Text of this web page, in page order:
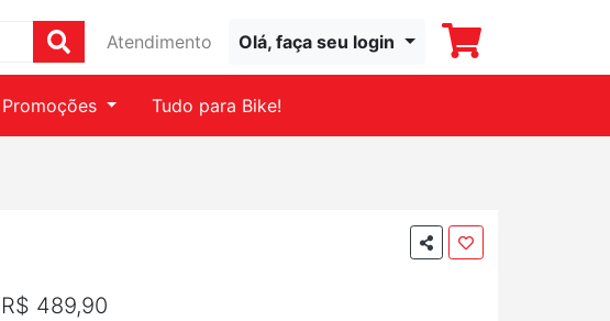
Atendimento Olá, faça seu login
Promoções Tudo para Bike!
R$ 489,90